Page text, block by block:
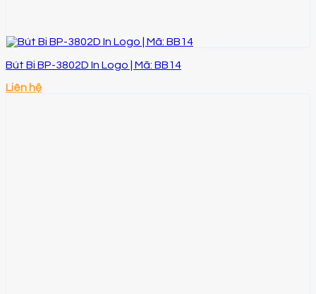
Bút Bi BP-3802D In Logo | Mã: BB14
Liên hệ